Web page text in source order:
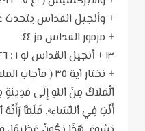
+ وأنجيل القداس يتحدث
+ مزمور القداس مز ٤٤:
١٣ + أنجيل القداس لو ١ : ٢٦- ٣٨
+ نختار
ٱلْمَلَاكُ مِنَ ٱللهِ إِلَى
أَنْتِ فِي ٱلنِّسَاءِ». فَلَمَّا